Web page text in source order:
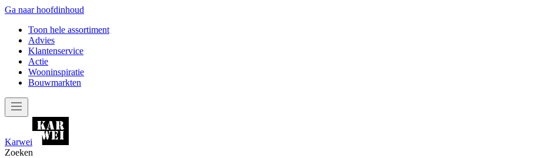
Ga naar hoofdinhoud
Toon hele assortiment
Advies
Klantenservice
Actie
Wooninspiratie
Bouwmarkten
Karwei
Zoeken